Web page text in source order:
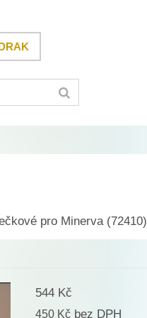
pro Minerva (72410)
544 Kč
450 Kč bez DPH